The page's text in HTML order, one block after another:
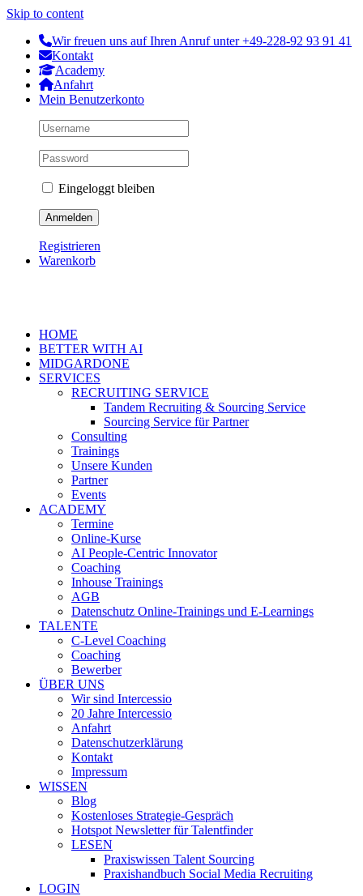
Skip to content
Wir freuen uns auf Ihren Anruf unter +49-228-92 93 91 41
Kontakt
Academy
Anfahrt
Mein Benutzerkonto
Eingeloggt bleiben
Registrieren
Warenkorb
HOME
BETTER WITH AI
MIDGARDONE
SERVICES
RECRUITING SERVICE
Tandem Recruiting & Sourcing Service
Sourcing Service für Partner
Consulting
Trainings
Unsere Kunden
Partner
Events
ACADEMY
Termine
Online-Kurse
AI People-Centric Innovator
Coaching
Inhouse Trainings
AGB
Datenschutz Online-Trainings und E-Learnings
TALENTE
C-Level Coaching
Coaching
Bewerber
ÜBER UNS
Wir sind Intercessio
20 Jahre Intercessio
Anfahrt
Datenschutzerklärung
Kontakt
Impressum
WISSEN
Blog
Kostenloses Strategie-Gespräch
Hotspot Newsletter für Talentfinder
LESEN
Praxiswissen Talent Sourcing
Praxishandbuch Social Media Recruiting
LOGIN